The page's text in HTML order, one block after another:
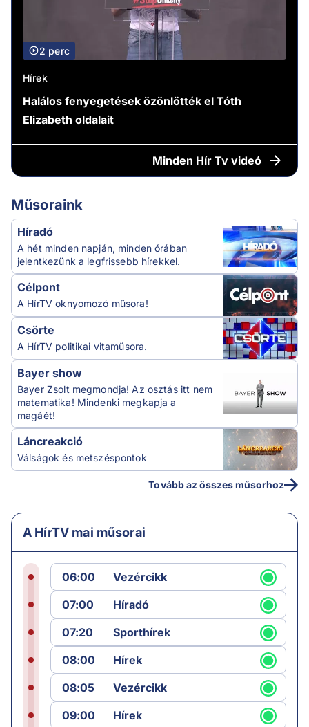
2 perc
Hírek
Halálos fenyegetések özönlötték el Tóth
Elizabeth oldalait
Minden Hír Tv videó
Műsoraink
Híradó
A hét minden napján, minden órában
jelentkezünk a legfrissebb hírekkel.
Célpont
A HírTV oknyomozó műsora!
Csörte
A HírTV politikai vitaműsora.
Bayer show
Bayer Zsolt megmondja! Az osztás itt nem
matematika! Mindenki megkapja a
magáét!
Láncreakció
Válságok és metszéspontok
Tovább az összes műsorhoz
A HírTV mai műsorai
06:00
Vezércikk
07:00
Híradó
07:20
Sporthírek
08:00
Hírek
08:05
Vezércikk
09:00
Hírek